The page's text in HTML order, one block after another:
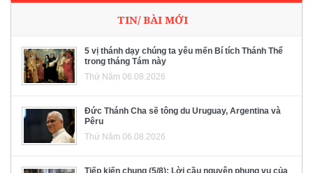
TIN/ BÀI MỚI
5 vị thánh dạy chúng ta yêu mến Bí tích Thánh Thể
trong tháng Tám này
Thứ Năm 06.08.2026
Đức Thánh Cha sẽ tông du Uruguay, Argentina và
Pêru
Thứ Năm 06.08.2026
Tiếp kiến chung (5/8): Lời cầu nguyện phụng vụ của